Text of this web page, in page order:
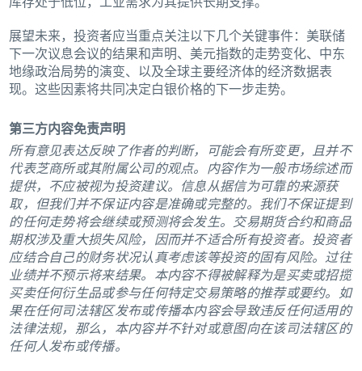
展望未来，投资者应当重点关注以下几个关键事件：美联储
下一次议息会议的结果和声明、美元指数的走势变化、中东
地缘政治局势的演变、以及全球主要经济体的经济数据表
现。这些因素将共同决定白银价格的下一步走势。
第三方内容免责声明
所有意见表达反映了作者的判断，可能会有所变更，且并不
代表芝商所或其附属公司的观点。内容作为一般市场综述而
提供，不应被视为投资建议。信息从据信为可靠的来源获
取，但我们并不保证内容是准确或完整的。我们不保证提到
的任何走势将会继续或预测将会发生。交易期货合约和商品
期权涉及重大损失风险，因而并不适合所有投资者。投资者
应结合自己的财务状况认真考虑该等投资的固有风险。过往
业绩并不预示将来结果。本内容不得被解释为是买卖或招揽
买卖任何衍生品或参与任何特定交易策略的推荐或要约。如
果在任何司法辖区发布或传播本内容会导致违反任何适用的
法律法规，那么，本内容并不针对或意图向在该司法辖区的
任何人发布或传播。